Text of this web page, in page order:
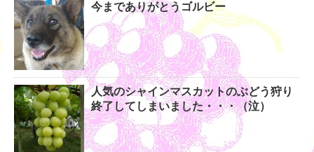
今までありがとうゴルビー
人気のシャインマスカットのぶどう狩り
終了してしまいました・・・（泣）